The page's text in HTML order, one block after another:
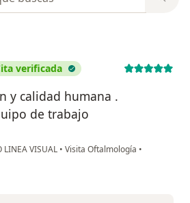
verificada
y calidad humana .
de trabajo
LINEA VISUAL • Visita Oftalmología •
Patiño